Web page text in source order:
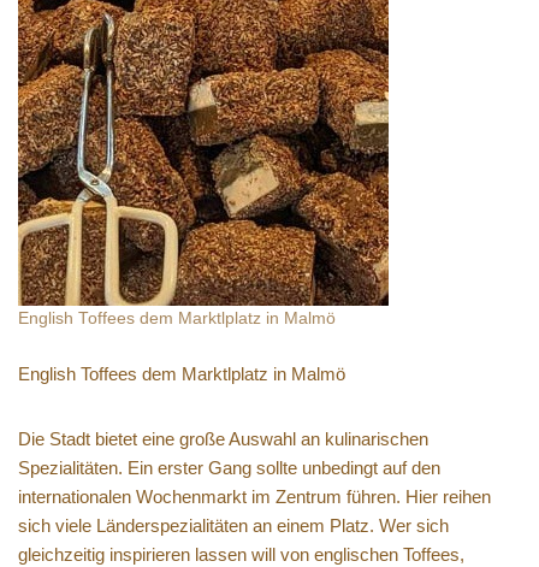
English Toffees dem Marktlplatz in Malmö
English Toffees dem Marktlplatz in Malmö
Die Stadt bietet eine große Auswahl an kulinarischen
Spezialitäten. Ein erster Gang sollte unbedingt auf den
internationalen Wochenmarkt im Zentrum führen. Hier reihen
sich viele Länderspezialitäten an einem Platz. Wer sich
gleichzeitig inspirieren lassen will von englischen Toffees,